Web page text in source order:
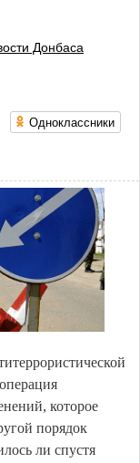
Донбаса
Одноклассники
которое
порядок
ли спустя